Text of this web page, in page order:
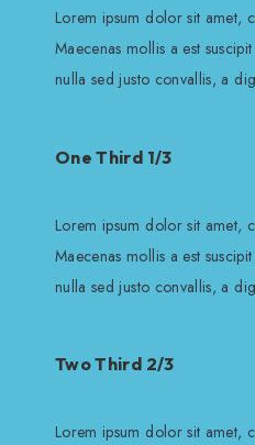
Lorem ipsum dolor sit amet,
Maecenas mollis a est
nulla sed justo convallis, a
One Third 1/3
Lorem ipsum dolor sit amet,
Maecenas mollis a est
nulla sed justo convallis, a
Two Third 2/3
Lorem ipsum dolor sit amet,